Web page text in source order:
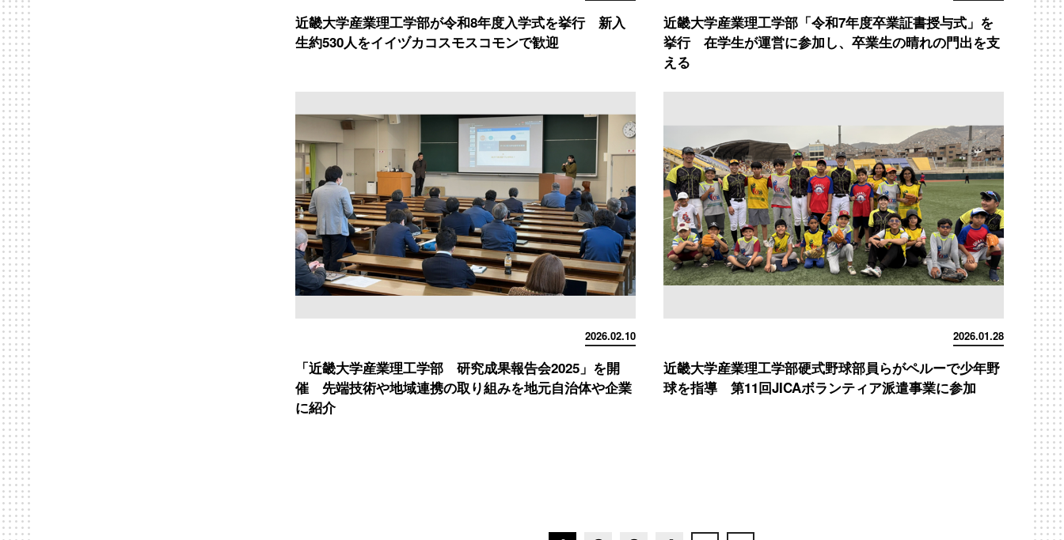
近畿大学産業理工学部が令和8年度入学式を挙行 新入
生約530人をイイヅカコスモスコモンで歓迎
近畿大学産業理工学部「令和7年度卒業証書授与式」を
挙行 在学生が運営に参加し、卒業生の晴れの門出を支
える
2026.02.10
「近畿大学産業理工学部 研究成果報告会2025」を開
催 先端技術や地域連携の取り組みを地元自治体や企業
に紹介
2026.01.28
近畿大学産業理工学部硬式野球部員らがペルーで少年野
球を指導 第11回JICAボランティア派遣事業に参加